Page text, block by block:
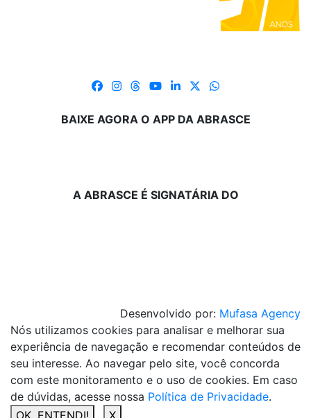
BAIXE AGORA O APP DA ABRASCE
A ABRASCE É SIGNATÁRIA DO
Desenvolvido por: Mufasa Agency
Nós utilizamos cookies para analisar e melhorar sua
experiência de navegação e recomendar conteúdos de
seu interesse. Ao navegar pelo site, você concorda
com este monitoramento e o uso de cookies. Em caso
de dúvidas, acesse nossa Política de Privacidade.